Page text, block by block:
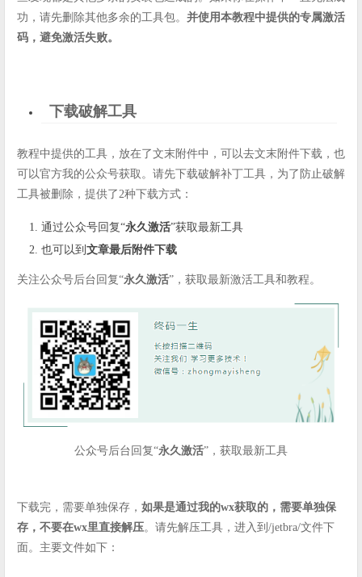
功，请先删除其他多余的工具包。 并使用本教程中提供的专属激活
码，避免激活失败。
下载破解工具
教程中提供的工具，放在了文末附件中，可以去文末附件下载，也
可以官方我的公众号获取。请先下载破解补丁工具，为了防止破解
工具被删除，提供了2种下载方式：
通过公众号回复“永久激活”获取最新工具
也可以到 文章最后附件下载
关注公众号后台回复“永久激活”，获取最新激活工具和教程。
公众号后台回复“永久激活”，获取最新工具
下载完，需要单独保存， 如果是通过我的wx获取的，需要单独保
存，不要在wx里直接解压。请先解压工具，进入到/jetbra/文件下
面。主要文件如下：